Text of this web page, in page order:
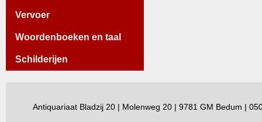
Vervoer
Woordenboeken en taal
Schilderijen
Antiquariaat Bladzij 20 | Molenweg 20 | 9781 GM Bedum |